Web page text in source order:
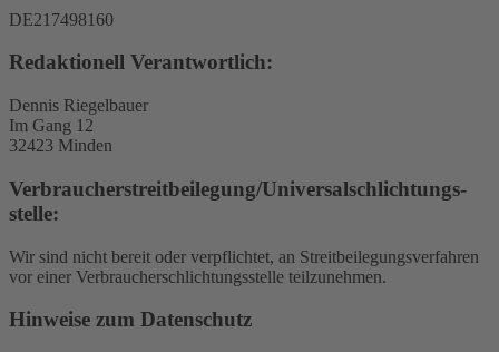
DE217498160
Redaktionell Verantwortlich:
Dennis Riegelbauer
Im Gang 12
32423 Minden
Verbraucher­streit­beilegung/Universal­schlichtungs­
stelle:
Wir sind nicht bereit oder verpflichtet, an Streitbeilegungsverfahren
vor einer Verbraucherschlichtungsstelle teilzunehmen.
Hinweise zum Datenschutz